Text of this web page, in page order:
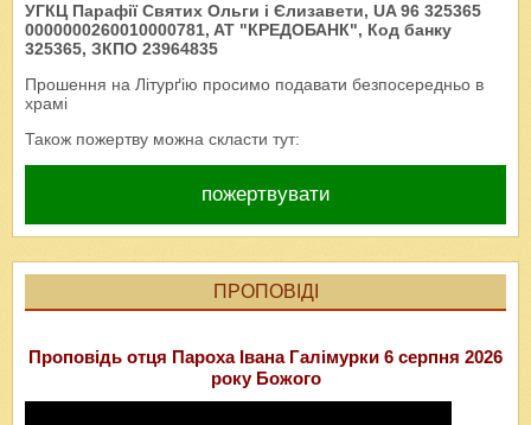
УГКЦ Парафії Святих Ольги і Єлизавети, UA 96 325365
0000000260010000781, AT "КРЕДОБАНК", Код банку
325365, ЗКПО 23964835
Прошення на Літурґію просимо подавати безпосередньо в
храмі
Також пожертву можна скласти тут:
пожертвувати
ПРОПОВІДІ
Проповідь отця Пароха Івана Галімурки 6 серпня 2026
року Божого